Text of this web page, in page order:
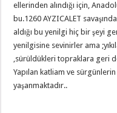
ellerinden alındığı için,
bu.1260 AYZICALET
aldığı bu yenilgi hiç bir şeyi
yenilgisine sevinirler ama
,sürüldükleri topraklara geri
Yapılan katliam ve
yaşanmaktadır..